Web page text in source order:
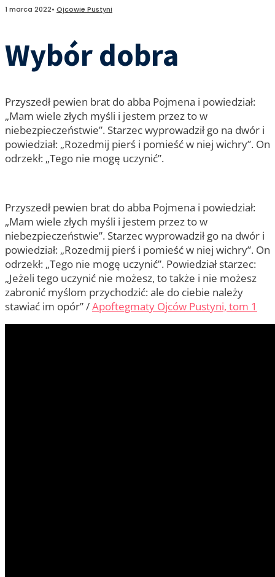
1 marca 2022• Ojcowie Pustyni
Wybór dobra
Przyszedł pewien brat do abba Pojmena i powiedział:
„Mam wiele złych myśli i jestem przez to w
niebezpieczeństwie”. Starzec wyprowadził go na dwór i
powiedział: „Rozedmij pierś i pomieść w niej wichry”. On
odrzekł: „Tego nie mogę uczynić”.
Przyszedł pewien brat do abba Pojmena i powiedział:
„Mam wiele złych myśli i jestem przez to w
niebezpieczeństwie”. Starzec wyprowadził go na dwór i
powiedział: „Rozedmij pierś i pomieść w niej wichry”. On
odrzekł: „Tego nie mogę uczynić”. Powiedział starzec:
„Jeżeli tego uczynić nie możesz, to także i nie możesz
zabronić myślom przychodzić: ale do ciebie należy
stawiać im opór” /Apoftegmaty Ojców Pustyni, tom 1